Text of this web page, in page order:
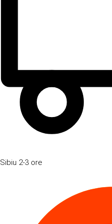
Sibiu 2-3 ore